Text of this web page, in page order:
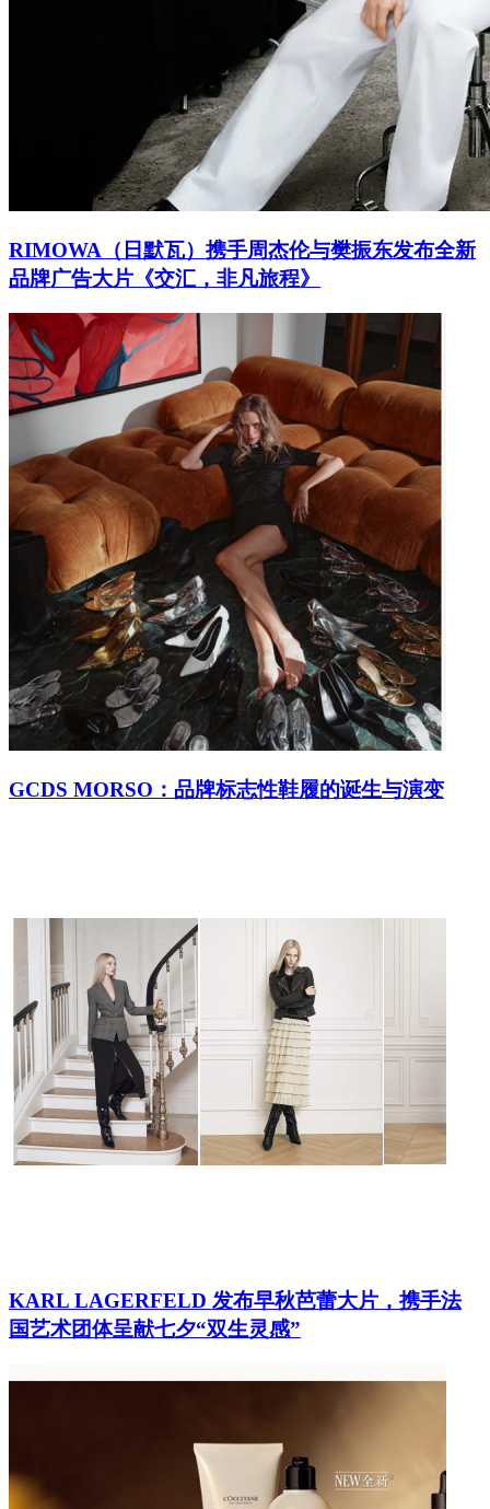
RIMOWA（日默瓦）携手周杰伦与樊振东发布全新
品牌广告大片《交汇，非凡旅程》
GCDS MORSO：品牌标志性鞋履的诞生与演变
KARL LAGERFELD 发布早秋芭蕾大片，携手法
国艺术团体呈献七夕“双生灵感”